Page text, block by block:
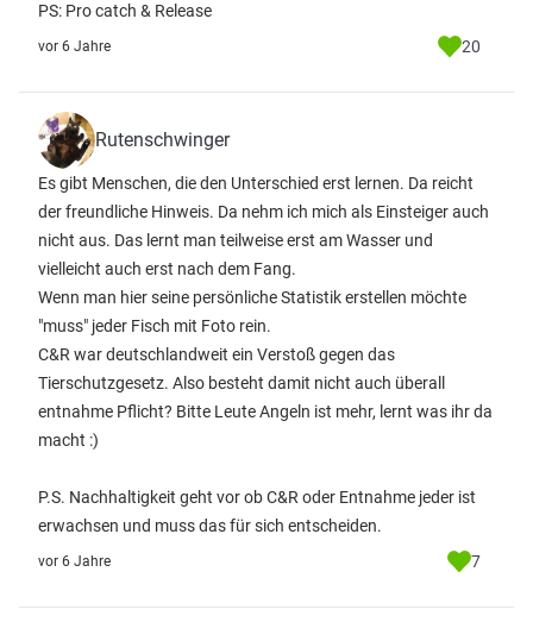
PS: Pro catch & Release
vor 6 Jahre 20
Rutenschwinger
Es gibt Menschen, die den Unterschied erst lernen. Da reicht
der freundliche Hinweis. Da nehm ich mich als Einsteiger auch
nicht aus. Das lernt man teilweise erst am Wasser und
vielleicht auch erst nach dem Fang.
Wenn man hier seine persönliche Statistik erstellen möchte
"muss" jeder Fisch mit Foto rein.
C&R war deutschlandweit ein Verstoß gegen das
Tierschutzgesetz. Also besteht damit nicht auch überall
entnahme Pflicht? Bitte Leute Angeln ist mehr, lernt was ihr da
macht :)
P.S. Nachhaltigkeit geht vor ob C&R oder Entnahme jeder ist
erwachsen und muss das für sich entscheiden.
vor 6 Jahre 7